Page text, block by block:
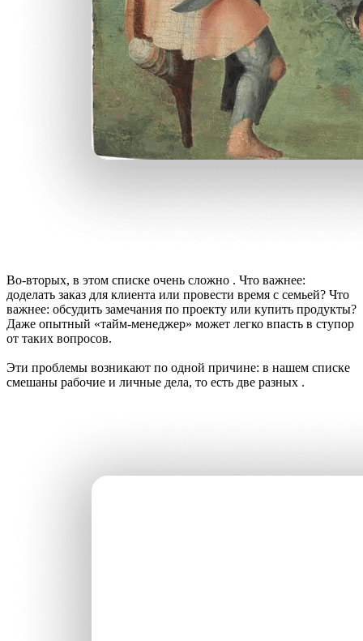
Во-вторых, в этом списке очень сложно . Что важнее:
доделать заказ для клиента или провести время с семьей? Что
важнее: обсудить замечания по проекту или купить продукты?
Даже опытный «тайм-менеджер» может легко впасть в ступор
от таких вопросов.
Эти проблемы возникают по одной причине: в нашем списке
смешаны рабочие и личные дела, то есть две разных .